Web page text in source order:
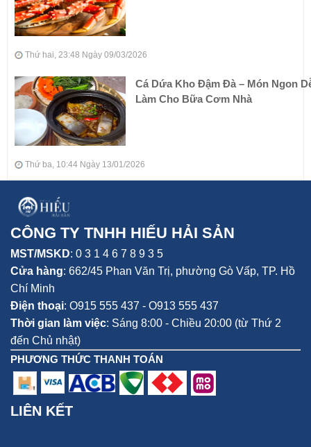
Thứ hai, 23:48 Ngày 09/03/2026
Cá Dứa Kho Đậm Đà – Món Ngon
Làm Cho Bữa Cơm Nhà
Thứ ba, 10:44 Ngày 13/01/2026
CÔNG TY TNHH HIẾU HẢI SẢN
MST/MSKD: 0 3 1 4 6 7 8 9 3 5
Cửa hàng: 662/45 Phan Văn Trị, phường Gò Vấp, TP. Hồ
Chí Minh
Điện thoại: O915 555 437 - O913 555 437
Thời gian làm việc: Sáng 8:00 - Chiều 20:00 (từ Thứ 2
đến Chủ nhật)
PHƯƠNG THỨC THANH TOÁN
LIÊN KẾT